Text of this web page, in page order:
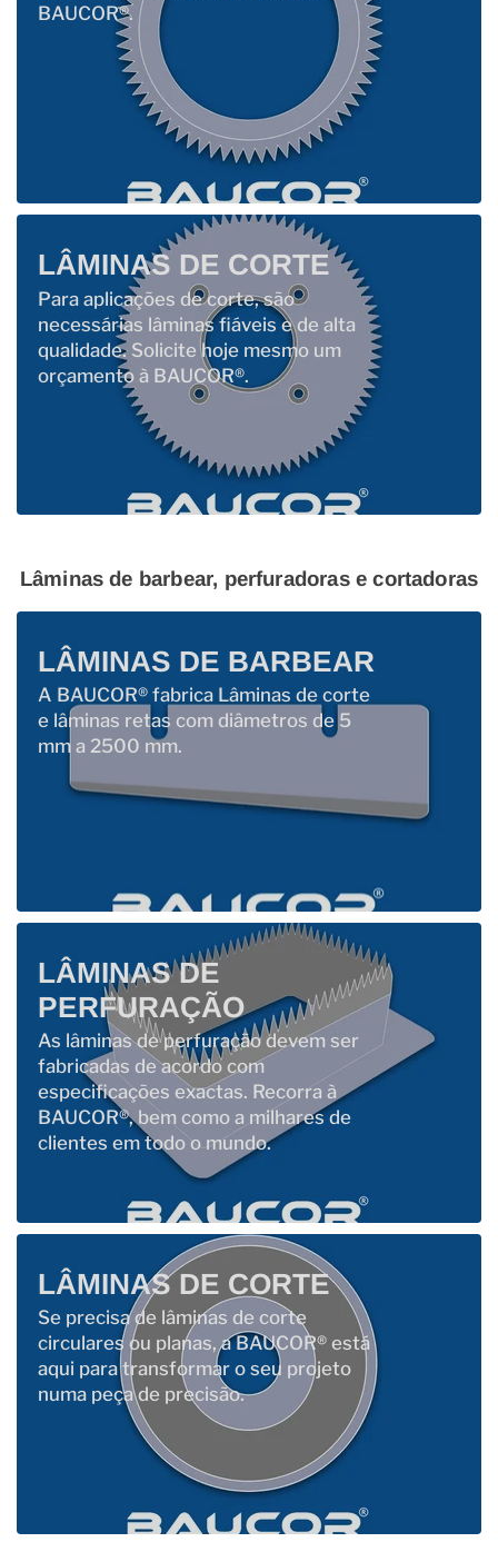
BAUCOR®.
LÂMINAS DE CORTE
Para aplicações de corte, são
necessárias lâminas fiáveis ​​e de alta
qualidade. Solicite hoje mesmo um
orçamento à BAUCOR®.
Lâminas de barbear, perfuradoras e cortadoras
LÂMINAS DE BARBEAR
A BAUCOR® fabrica Lâminas de corte
e lâminas retas com diâmetros de 5
mm a 2500 mm.
LÂMINAS DE
PERFURAÇÃO
As lâminas de perfuração devem ser
fabricadas de acordo com
especificações exactas. Recorra à
BAUCOR®, bem como a milhares de
clientes em todo o mundo.
LÂMINAS DE CORTE
Se precisa de lâminas de corte
circulares ou planas, a BAUCOR® está
aqui para transformar o seu projeto
numa peça de precisão.